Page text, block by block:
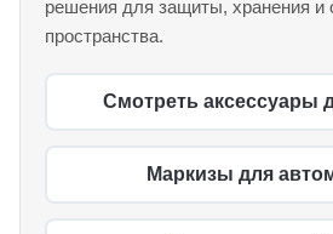
решения для защиты, хранения и
пространства.
Смотреть аксессуары
Маркизы для